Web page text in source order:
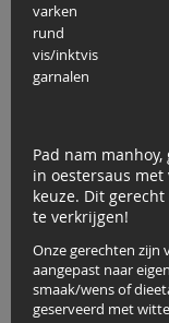
varken
rund
vis/inktvis
garnalen
Pad nam
in oestersaus
keuze. Dit
te verkrijgen!
Onze gerechten zijn
aangepast naar eigen
smaak/wens of
geserveerd met